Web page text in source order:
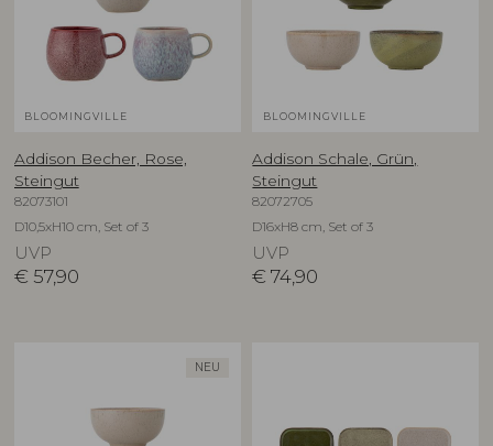
BLOOMINGVILLE
Addison Becher, Rose,
Steingut
82073101
D10,5xH10 cm, Set of 3
UVP
€ 57,90
BLOOMINGVILLE
Addison Schale, Grün,
Steingut
82072705
D16xH8 cm, Set of 3
UVP
€ 74,90
NEU